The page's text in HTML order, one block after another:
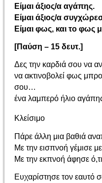
Είμαι άξιος/α αγάπης.
Είμαι άξιος/α
Είμαι φως, και το φως
[Παύση – 15 δευτ.]
Δες την καρδιά σου να
να ακτινοβολεί φως
σου…
ένα λαμπερό ήλιο
Κλείσιμο
Πάρε άλλη μια βαθιά
Με την εισπνοή γέμισε
Με την εκπνοή άφησε
Ευχαρίστησε τον εαυτό